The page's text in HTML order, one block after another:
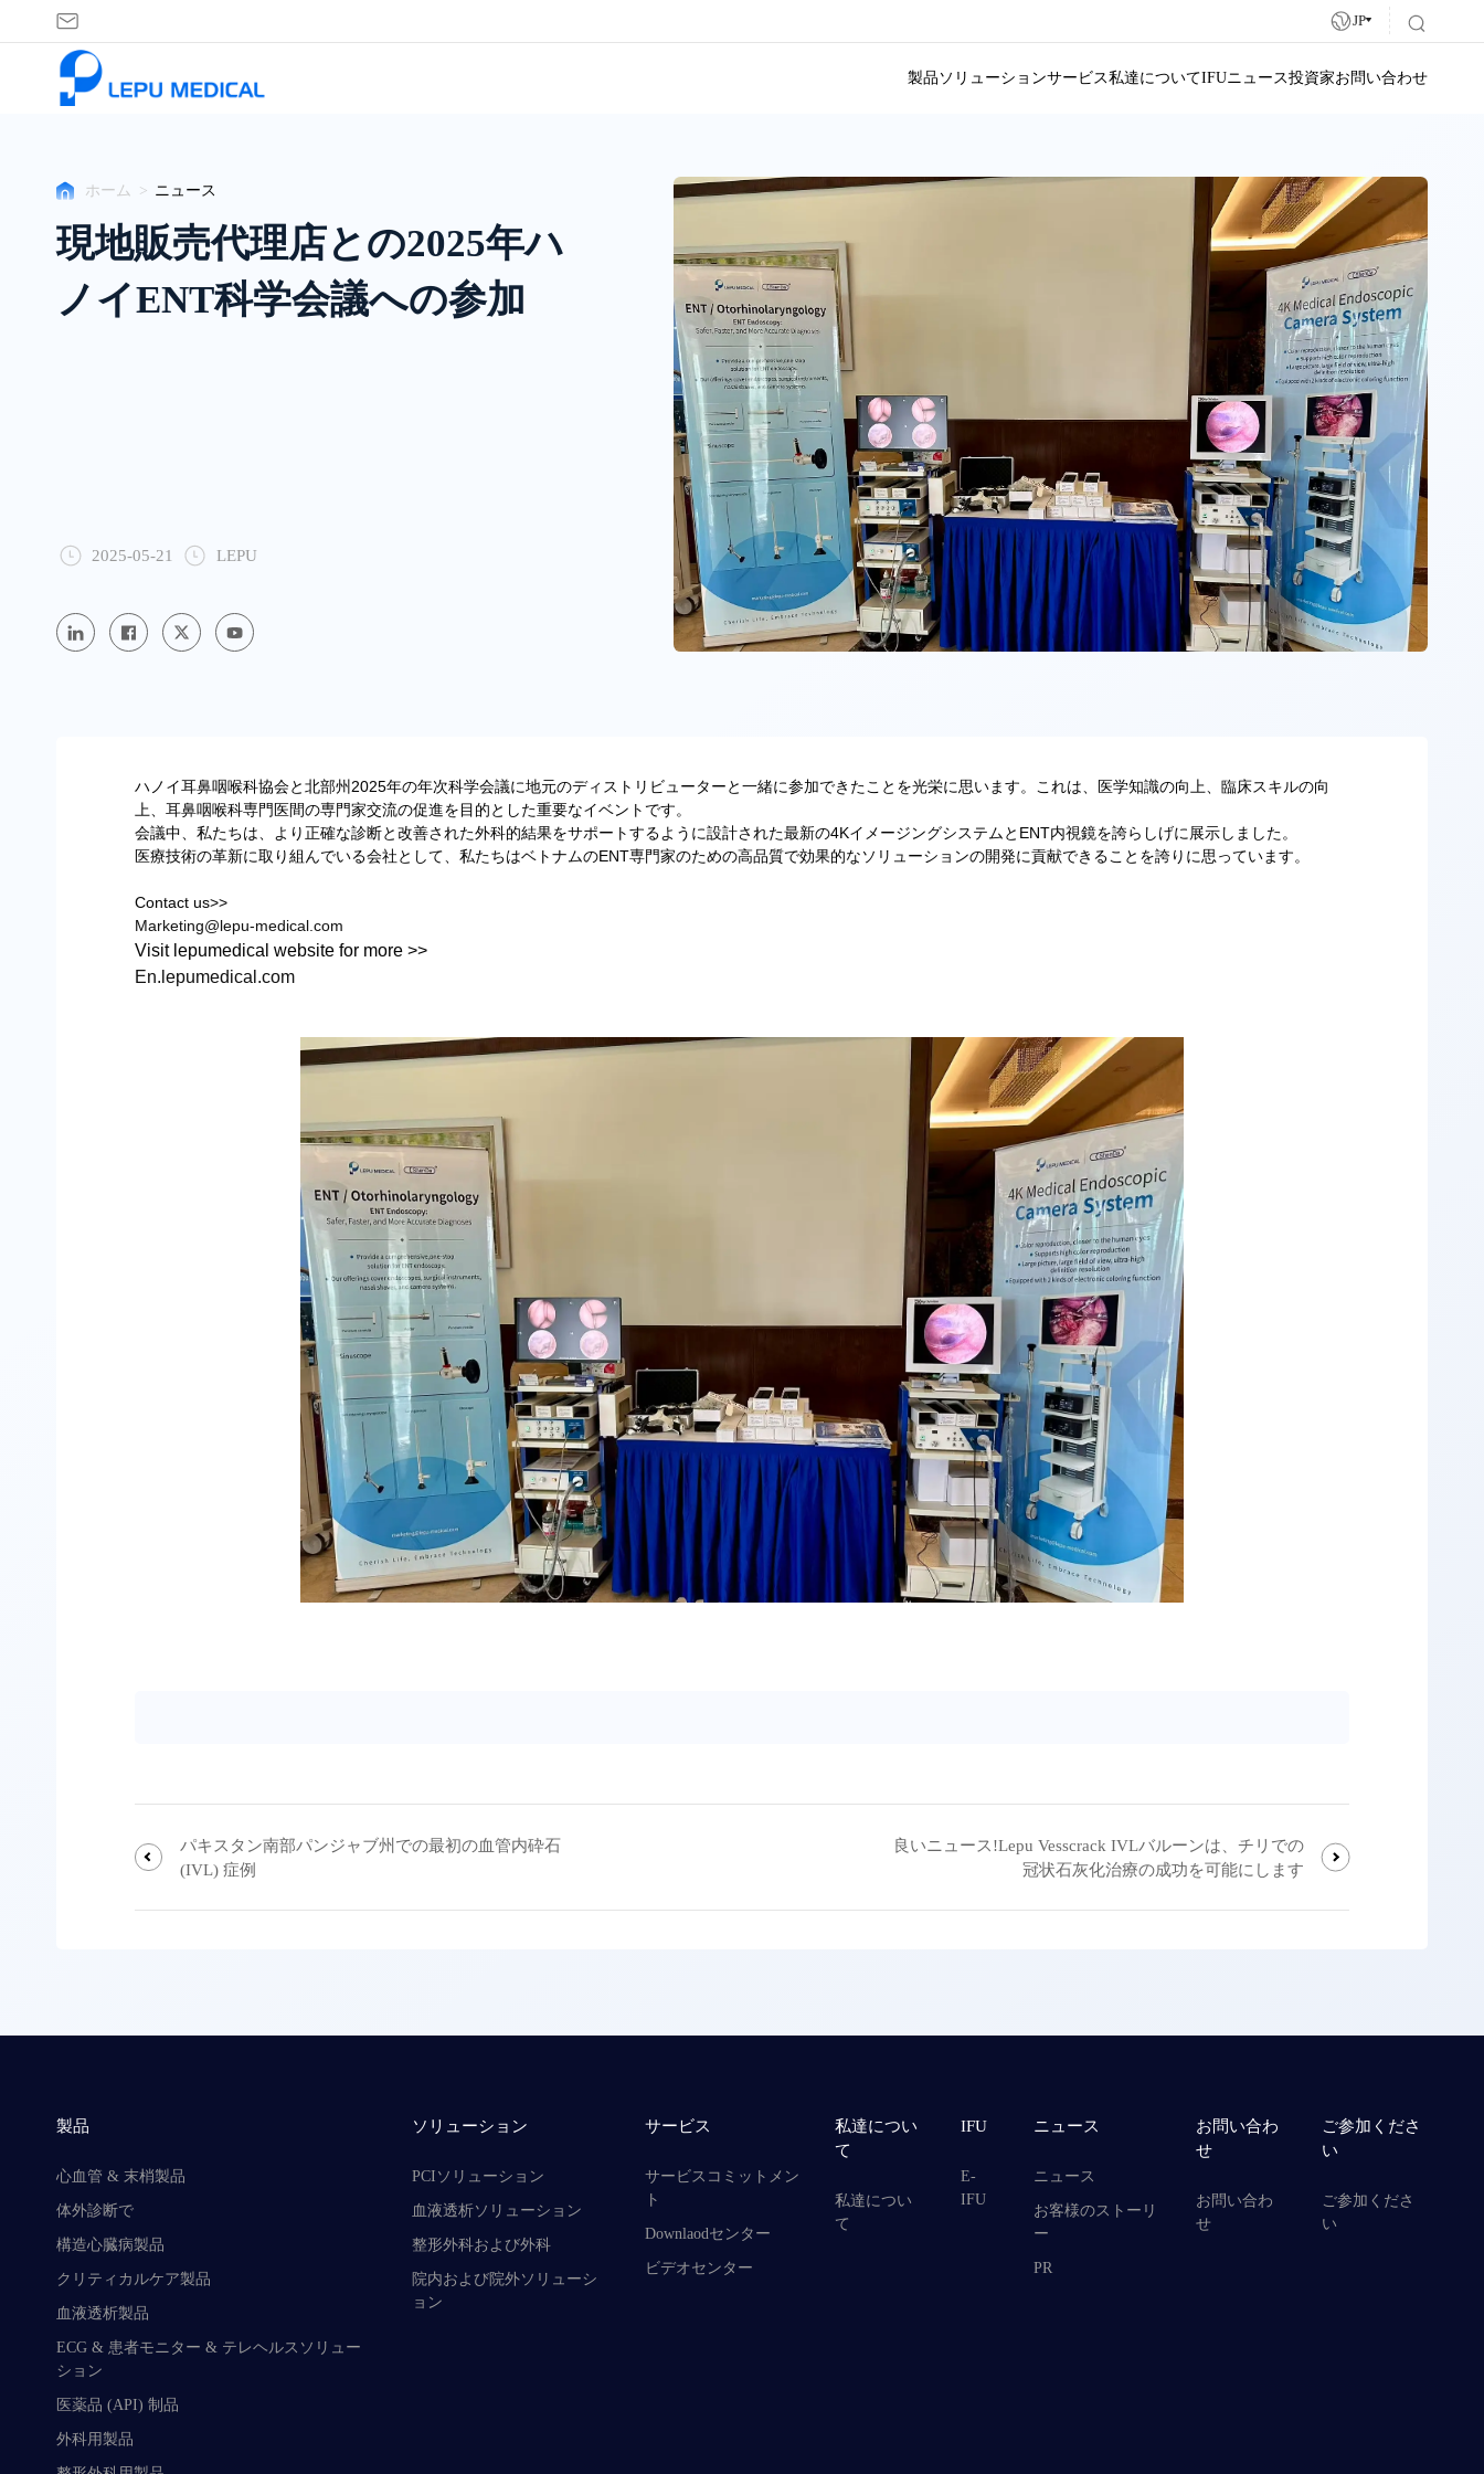
ベ
JP
製品 ソリューションサービス私達についてIFUニュース投資家お問い合わせ
ホーム > ニュース
現地販売代理店との2025年ハ
ノイENT科学会議への参加
2025-05-21 LEPU
ハノイ耳鼻咽喉科協会と北部州2025年の年次科学会議に地元のディストリビューターと一緒に参加できたことを光栄に思います。これは、医学知識の向上、臨床スキルの向
上、耳鼻咽喉科専門医間の専門家交流の促進を目的とした重要なイベントです。
会議中、私たちは、より正確な診断と改善された外科的結果をサポートするように設計された最新の4KイメージングシステムとENT内視鏡を誇らしげに展示しました。
医療技術の革新に取り組んでいる会社として、私たちはベトナムのENT専門家のための高品質で効果的なソリューションの開発に貢献できることを誇りに思っています。
Contact us>>
Marketing@lepu-medical.com
Visit lepumedical website for more >>
En.lepumedical.com
パキスタン南部パンジャブ州での最初の血管内砕石
(IVL) 症例
良いニュース!Lepu Vesscrack IVLバルーンは、チリでの
冠状石灰化治療の成功を可能にします
製品
心血管 & 末梢製品
体外診断で
構造心臓病製品
クリティカルケア製品
血液透析製品
ECG & 患者モニター & テレヘルスソリュー
ション
医薬品 (API) 制品
外科用製品
ソリューション
PCIソリューション
血液透析ソリューション
整形外科および外科
院内および院外ソリューシ
ョン
サービス
サービスコミットメン
ト
Downlaodセンター
ビデオセンター
私達につい
て
私達につい
て
IFU
E-
IFU
ニュース
ニュース
お客様のストーリ
ー
PR
お問い合わ
せ
お問い合わ
せ
ご参加くださ
い
ご参加くださ
い